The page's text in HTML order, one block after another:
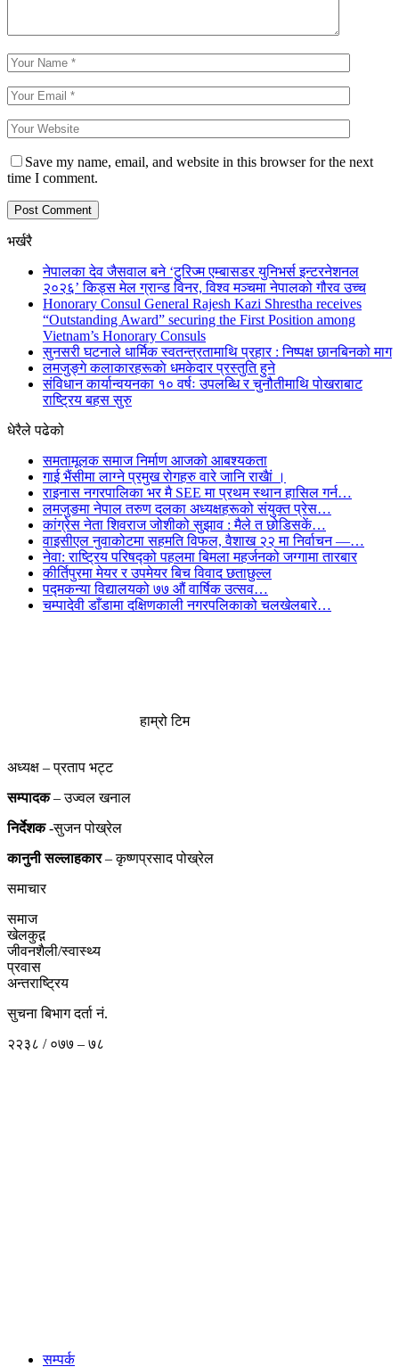
Save my name, email, and website in this browser for the next
time I comment.
भर्खरै
नेपालका देव जैसवाल बने ‘टुरिज्म एम्बासडर युनिभर्स इन्टरनेशनल
२०२६’ किड्स मेल ग्रान्ड विनर, विश्व मञ्चमा नेपालको गौरव उच्च
Honorary Consul General Rajesh Kazi Shrestha receives
“Outstanding Award” securing the First Position among
Vietnam’s Honorary Consuls
सुनसरी घटनाले धार्मिक स्वतन्त्रतामाथि प्रहार : निष्पक्ष छानबिनको माग
लमजुङ्गे कलाकारहरूकाे धमकेदार प्रस्तुति हुने
संविधान कार्यान्वयनका १० वर्षः उपलब्धि र चुनौतीमाथि पोखराबाट
राष्ट्रिय बहस सुरु
धेरैले पढेको
समतामूलक समाज निर्माण आजको आबश्यकता
गाई भैंसीमा लाग्ने प्रमुख रोगहरु वारे जानि राखैां ।
राइनास नगरपालिका भर मै SEE मा प्रथम स्थान हासिल गर्न…
लमजुङमा नेपाल तरुण दलका अध्यक्षहरूको संयुक्त प्रेस…
कांग्रेस नेता शिवराज जोशीको सुझाव : मैले त छोडिसकें…
वाइसीएल नुवाकोटमा सहमति विफल, वैशाख २२ मा निर्वाचन —…
नेवा: राष्ट्रिय परिषद्को पहलमा बिमला महर्जनको जग्गामा तारबार
कीर्तिपुरमा मेयर र उपमेयर बिच विवाद छताछुल्ल
पद्मकन्या विद्यालयको ७७ औं ‌‌वार्षिक ‌उत्सव…
चम्पादेवी डाँडामा दक्षिणकाली नगरपलिकाको चलखेलबारे…
हाम्रो टिम
अध्यक्ष – प्रताप भट्ट
सम्पादक– उज्वल खनाल
निर्देशक-सुजन पोख्रेल
कानुनी सल्लाहकार– कृष्णप्रसाद पोख्रेल
समाचार
समाज
खेलकुद़़
जीवनशैली/स्वास्थ्य
प्रवास
अन्तराष्ट्रिय
सुचना बिभाग दर्ता नं.
२२३८ / ०७७ – ७८
सम्पर्क